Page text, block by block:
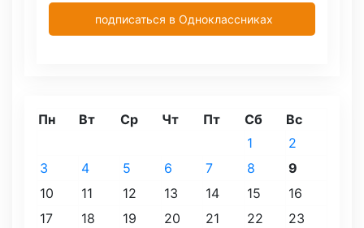
подписаться в Одноклассниках
Пн Вт Ср Чт Пт Сб Вс
1
2
3
4 5 6 7 8
9
10
11 12 13 14 15
16
17
18 19 20 21 22
23